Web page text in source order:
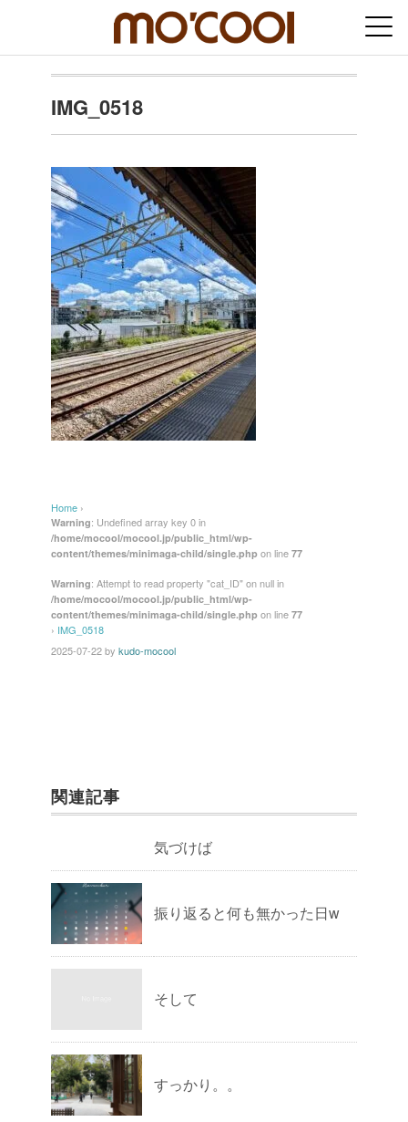
IMG_0518
Home ›
Warning: Undefined array key 0 in
/home/mocool/mocool.jp/public_html/wp-
content/themes/minimaga-child/single.php on line 77
Warning: Attempt to read property "cat_ID" on null in
/home/mocool/mocool.jp/public_html/wp-
content/themes/minimaga-child/single.php on line 77
› IMG_0518
2025-07-22by kudo-mocool
関連記事
気づけば
振り返ると何も無かった日w
そして
すっかり。。